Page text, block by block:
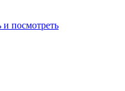
и посмотреть